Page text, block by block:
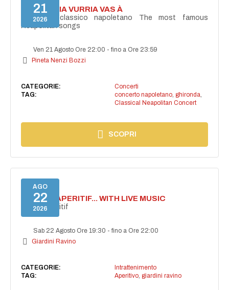
21
2026
I'TE VURRIA VURRIA VAS À
Concerto classico napoletano The most famous
Neapolitan songs
Ven 21 Agosto Ore 22:00 -fino a Ore 23:59
Pineta Nenzi Bozzi
CATEGORIE:
Concerti
TAG:
concerto napoletano, ghironda,
Classical Neapolitan Concert
SCOPRI
AGO
22
2026
SECRET APERITIF... WITH LIVE MUSIC
Secret aperitif
Sab 22 Agosto Ore 19:30 -fino a Ore 22:00
Giardini Ravino
CATEGORIE:
Intrattenimento
TAG:
Aperitivo, giardini ravino